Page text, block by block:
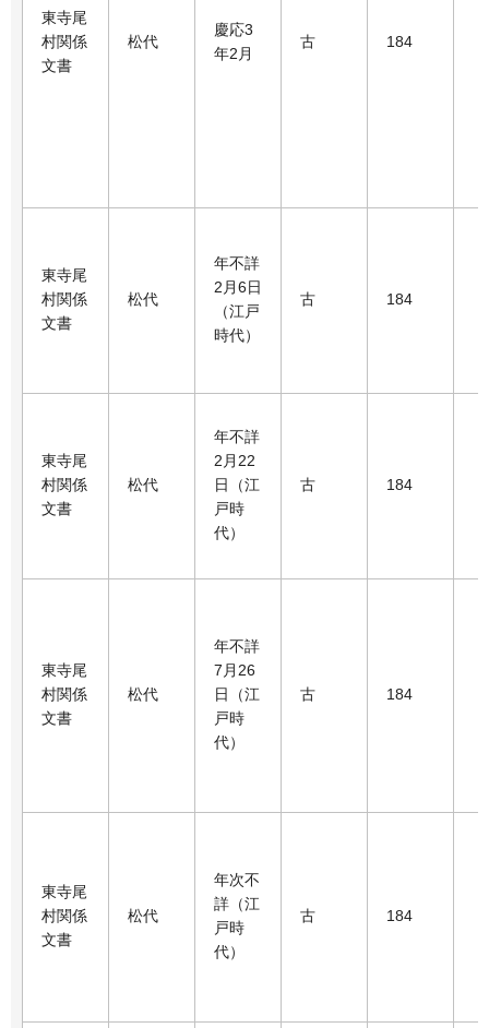
東寺尾
村関係
文書
松代
慶応3
年2月
古 184
東寺尾
村関係
文書
松代
年不詳
2月6日
（江戸
時代）
古 184
東寺尾
村関係
文書
松代
年不詳
2月22
日（江
戸時
代）
古 184
東寺尾
村関係
文書
松代
年不詳
7月26
日（江
戸時
代）
古 184
東寺尾
村関係
文書
松代
年次不
詳（江
戸時
代）
古 184